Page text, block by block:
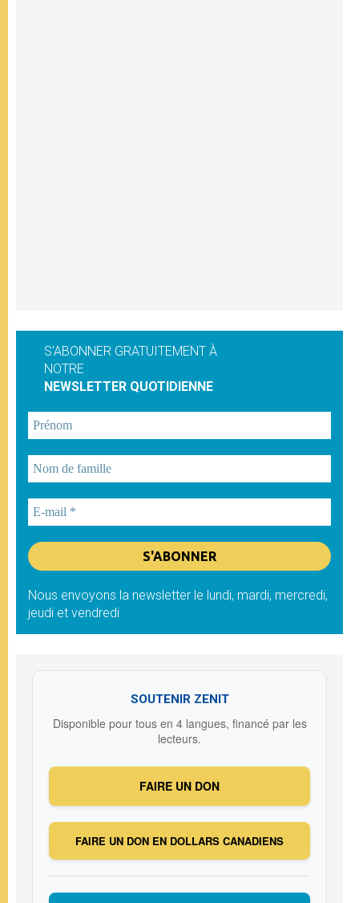
S'ABONNER GRATUITEMENT À
NOTRE
NEWSLETTER QUOTIDIENNE
Nous envoyons la newsletter le lundi, mardi, mercredi,
jeudi et vendredi
SOUTENIR ZENIT
Disponible pour tous en 4 langues, financé par les
lecteurs.
FAIRE UN DON
FAIRE UN DON EN DOLLARS CANADIENS